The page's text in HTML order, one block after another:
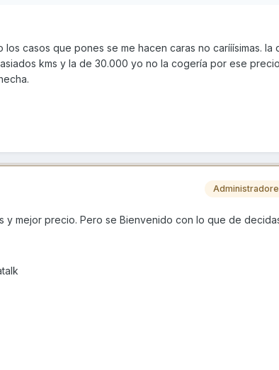
los casos que pones se me hacen caras no carííísimas. la
kms y la de 30.000 yo no la cogería por ese
y mejor precio. Pero se Bienvenido con lo que de